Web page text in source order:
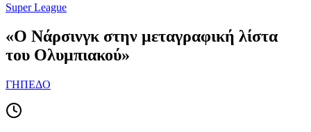
Super League
«Ο Νάρσινγκ στην μεταγραφική λίστα
του Ολυμπιακού»
ΓΗΠΕΔΟ